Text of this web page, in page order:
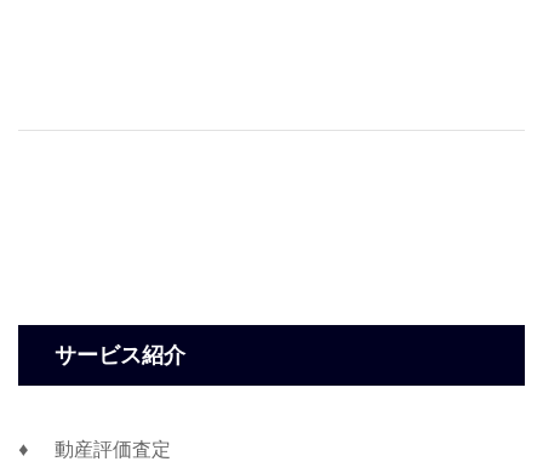
サービス紹介
動産評価査定